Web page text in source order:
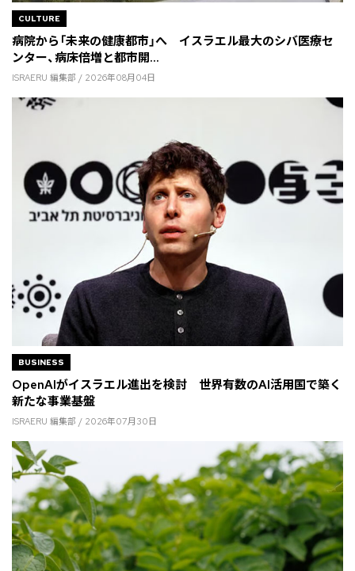
CULTURE
病院から「未来の健康都市」へ イスラエル最大のシバ医療セ
ンター、病床倍増と都市開...
ISRAERU 編集部 / 2026年08月04日
BUSINESS
OpenAIがイスラエル進出を検討 世界有数のAI活用国で築く
新たな事業基盤
ISRAERU 編集部 / 2026年07月30日